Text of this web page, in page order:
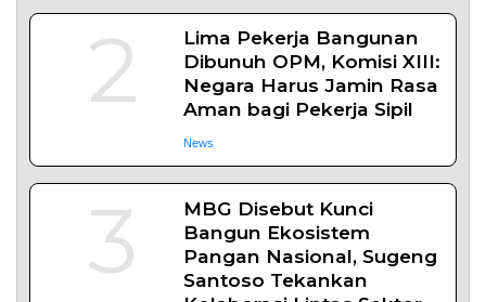
2
Lima Pekerja Bangunan
Dibunuh OPM, Komisi XIII:
Negara Harus Jamin Rasa
Aman bagi Pekerja Sipil
News
3
MBG Disebut Kunci
Bangun Ekosistem
Pangan Nasional, Sugeng
Santoso Tekankan